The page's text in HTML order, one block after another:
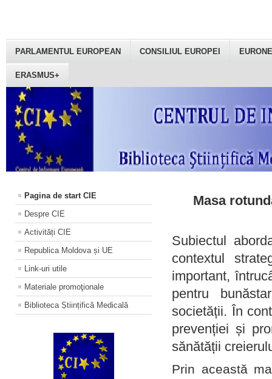
PARLAMENTUL EUROPEAN CONSILIUL EUROPEI
ERASMUS+
Pagina de start CIE
Despre CIE
Activități CIE
Republica Moldova și UE
Link-uri utile
Materiale promoţionale
Biblioteca Științifică Medicală
Masa
Subiectul
contextul
important,
pentru
societății. În
prevenției și
sănătății
Prin această